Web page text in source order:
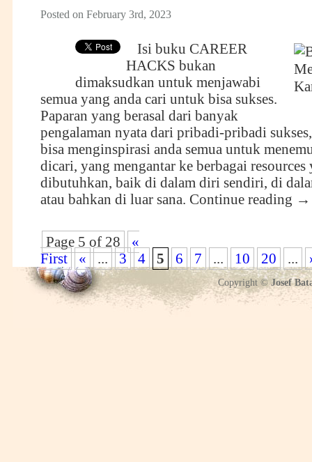
Posted on February 3rd, 2023
Isi buku CAREER
HACKS bukan
dimaksudkan untuk menjawabi
semua yang anda cari untuk bisa sukses.
Paparan yang berasal dari banyak
pengalaman nyata dari pribadi-pribadi
bisa menginspirasi anda semua untuk
dicari, yang mengantar ke berbagai resources
dibutuhkan, baik di dalam diri sendiri, di
atau bahkan di luar sana. Continue reading →
Page 5 of 28
«
First
« ... 3 4 5 6 7 ... 10 20 ...
Copyright ©Josef